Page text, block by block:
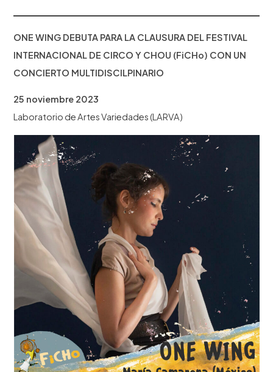
ONE WING DEBUTA PARA LA CLAUSURA DEL FESTIVAL
INTERNACIONAL DE CIRCO Y CHOU (FiCHo) CON UN
CONCIERTO MULTIDISCILPINARIO
25 noviembre 2023
Laboratorio de Artes Variedades (LARVA)